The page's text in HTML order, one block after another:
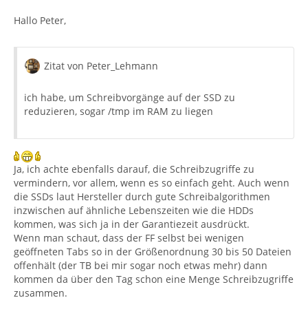
Hallo Peter,
Zitat von Peter_Lehmann
ich habe, um Schreibvorgänge auf der SSD zu
reduzieren, sogar /tmp im RAM zu liegen
Ja, ich achte ebenfalls darauf, die Schreibzugriffe zu
vermindern, vor allem, wenn es so einfach geht. Auch wenn
die SSDs laut Hersteller durch gute Schreibalgorithmen
inzwischen auf ähnliche Lebenszeiten wie die HDDs
kommen, was sich ja in der Garantiezeit ausdrückt.
Wenn man schaut, dass der FF selbst bei wenigen
geöffneten Tabs so in der Größenordnung 30 bis 50 Dateien
offenhält (der TB bei mir sogar noch etwas mehr) dann
kommen da über den Tag schon eine Menge Schreibzugriffe
zusammen.